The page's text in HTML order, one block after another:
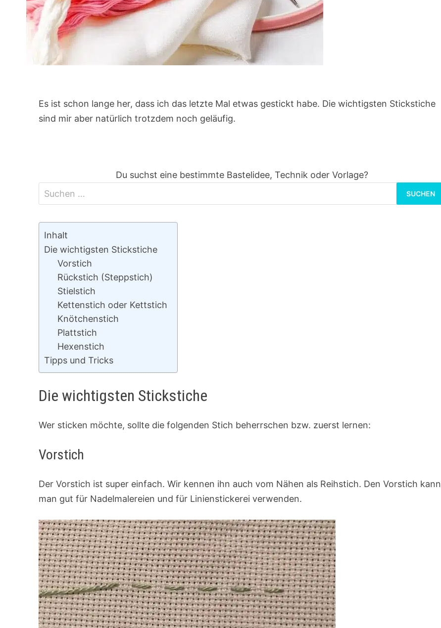
Es ist schon lange her, dass ich das letzte Mal etwas gestickt habe. Die wichtigsten Stickstiche
sind mir aber natürlich trotzdem noch geläufig.
Du suchst eine bestimmte Bastelidee, Technik oder Vorlage?
nach:
Inhalt
Die wichtigsten Stickstiche
Vorstich
Rückstich (Steppstich)
Stielstich
Kettenstich oder Kettstich
Knötchenstich
Plattstich
Hexenstich
Tipps und Tricks
Die wichtigsten Stickstiche
Wer sticken möchte, sollte die folgenden Stich beherrschen bzw. zuerst lernen:
Vorstich
Der Vorstich ist super einfach. Wir kennen ihn auch vom Nähen als Reihstich. Den Vorstich kann
man gut für Nadelmalereien und für Linienstickerei verwenden.